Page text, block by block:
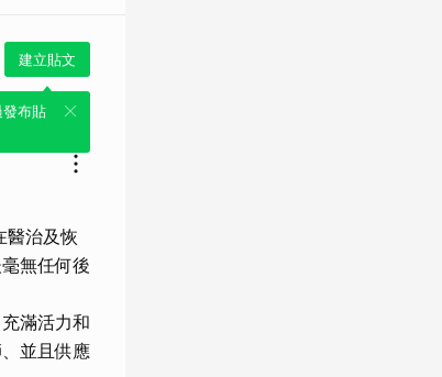
建立貼文
布貼
醫治及恢
無任何後
滿活力和
並且供應